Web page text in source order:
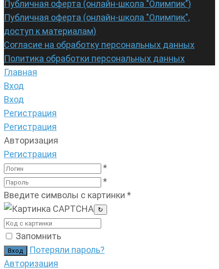
Публичная оферта (онлайн-школа "Олимпик")
Публичная оферта (онлайн-школа "Олимпик",
доступ к материалам)
Согласие на обработку персональных данных
Политика обработки персональных данных
Главная
Вход
Вход
Регистрация
Регистрация
Авторизация
Регистрация
*
*
Введите символы с картинки *
↻
Запомнить
Потеряли пароль?
Авторизация